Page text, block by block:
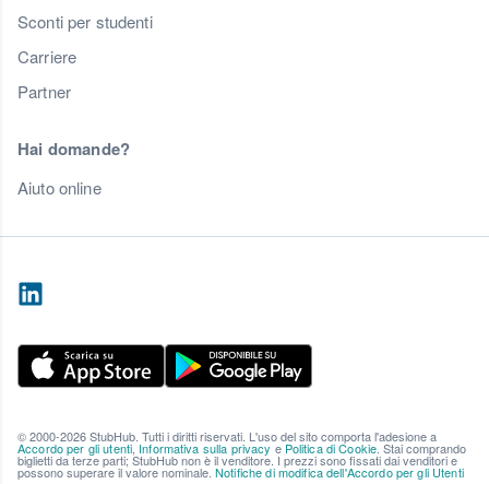
Sconti per studenti
Carriere
Partner
Hai domande?
Aiuto online
© 2000-2026 StubHub. Tutti i diritti riservati. L'uso del sito comporta l'adesione a
Accordo per gli utenti, Informativa sulla privacy e Politica di Cookie. Stai comprando
biglietti da terze parti; StubHub non è il venditore. I prezzi sono fissati dai venditori e
possono superare il valore nominale. Notifiche di modifica dell'Accordo per gli Utenti